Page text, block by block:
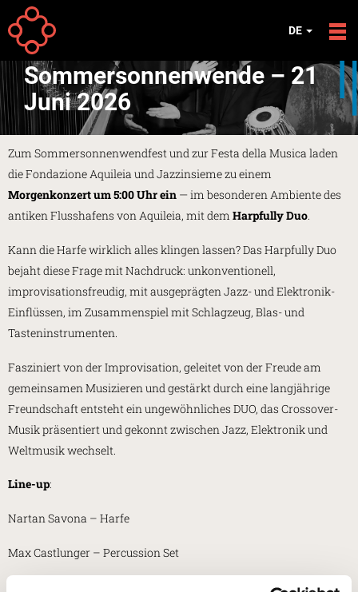
Direkt zum Inhalt
DE
EREIGNISSE
Konzert zur
Sommersonnenwende – 21
Juni 2026
Zum Sommersonnenwendfest und zur Festa della Musica laden
die Fondazione Aquileia und Jazzinsieme zu einem
Morgenkonzert um 5:00 Uhr ein — im besonderen Ambiente des
antiken Flusshafens von Aquileia, mit dem Harpfully Duo.
Kann die Harfe wirklich alles klingen lassen? Das Harpfully Duo
bejaht diese Frage mit Nachdruck: unkonventionell,
improvisationsfreudig, mit ausgeprägten Jazz- und Elektronik-
Einflüssen, im Zusammenspiel mit Schlagzeug, Blas- und
Tasteninstrumenten.
Fasziniert von der Improvisation, geleitet von der Freude am
gemeinsamen Musizieren und gestärkt durch eine langjährige
Freundschaft entsteht ein ungewöhnliches DUO, das Crossover-
Musik präsentiert und gekonnt zwischen Jazz, Elektronik und
Weltmusik wechselt.
Line-up:
Nartan Savona – Harfe
Max Castlunger – Percussion Set
(Eingang über die Via